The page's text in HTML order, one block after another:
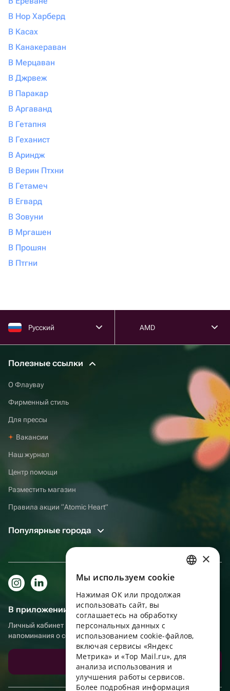
именно сюда. Вы точно не пожалеете!
В Нор Харберд
В Касах
В Канакераван
В Мерцаван
В Джрвеж
В Паракар
В Аргаванд
В Гетапня
В Геханист
В Ариндж
В Верин Птхни
В Гетамеч
В Егвард
В Зовуни
В Мргашен
В Прошян
В Птгни
Русский AMD
Полезные ссылки
О Флаувау
Фирменный стиль
Для прессы
Вакансии
Наш журнал
Центр помощи
Разместить магазин
Правила акции “Atomic Heart”
Популярные города
В приложении еще удобнее!
Личный кабинет получателя, больше бонусов за покупки и
напоминания о событиях
Скачать приложение
ENGLISH
UKRAINIAN
PORTUGUESE
×
Мы используем сookie
Нажимая ОК или продолжая
использовать сайт, вы
соглашаетесь на обработку
персональных данных с
использованием cookie-файлов,
включая сервисы «Яндекс
Метрика» и «Top Mail.ru», для
анализа использования и
улучшения работы сервисов.
Более подробная информация